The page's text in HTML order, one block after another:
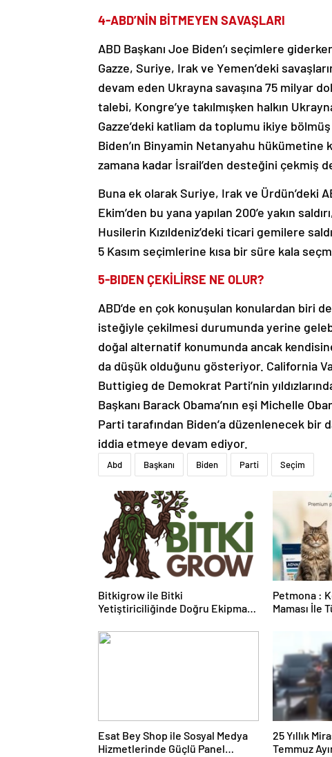
4-ABD’NİN BİTMEYEN SAVAŞLARI
ABD Başkanı Joe Biden’ı seçimlere
Gazze, Suriye, Irak ve Yemen’deki
devam eden Ukrayna savaşına 75 milyar
talebi, Kongre’ye takılmışken halkın
Gazze’deki katliam da toplumu ikiye
Biden’ın Binyamin Netanyahu hükümetine
zamana kadar İsrail’den desteğini çekmiş
Buna ek olarak Suriye, Irak ve Ürdün’deki
Ekim’den bu yana yapılan 200’e yakın
Husilerin Kızıldeniz’deki ticari gemilere
5 Kasım seçimlerine kısa bir süre kala
5-BIDEN ÇEKİLİRSE NE OLUR?
ABD’de en çok konuşulan konulardan biri
isteğiyle çekilmesi durumunda yerine
doğal alternatif konumunda ancak
da düşük olduğunu gösteriyor. California
Buttigieg de Demokrat Parti’nin
Başkanı Barack Obama’nın eşi Michelle
Parti tarafından Biden’a düzenlenecek bir
iddia etmeye devam ediyor.
Abd Başkanı Biden Parti Seçim
Bitkigrow ile Bitki
Yetiştiriciliğinde Doğru Ekipman
Petmona :
Maması İle
Esat Bey Shop ile Sosyal Medya
Hizmetlerinde Güçlü Panel
25 Yıllık
Temmuz